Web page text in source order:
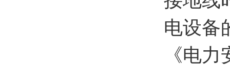
电设备
《电